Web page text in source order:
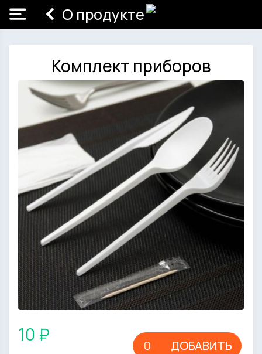
О продукте
Комплект приборов
10 ₽
ДОБАВИТЬ